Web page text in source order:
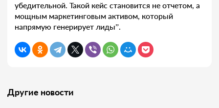
убедительной. Такой кейс становится не отчетом, а
мощным маркетинговым активом, который
напрямую генерирует лиды”.
Другие новости